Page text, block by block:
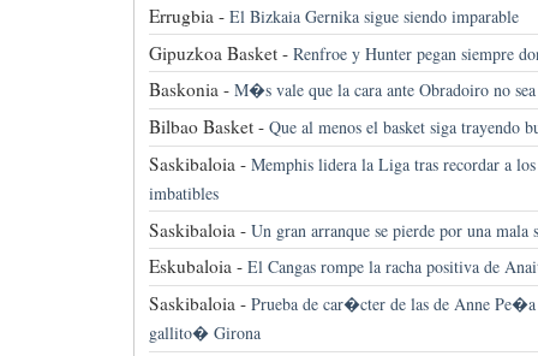
Errugbia - El Bizkaia Gernika sigue siendo imparable
Gipuzkoa Basket - Renfroe y Hunter pegan siempre
Baskonia - M�s vale que la cara ante Obradoiro no
Bilbao Basket - Que al menos el basket siga trayendo
Saskibaloia - Memphis lidera la Liga tras recordar a
imbatibles
Saskibaloia - Un gran arranque se pierde por una mala
Eskubaloia - El Cangas rompe la racha positiva de
Saskibaloia - Prueba de car�cter de las de Anne
gallito� Girona